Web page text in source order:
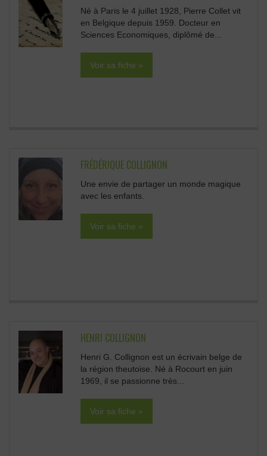
Né à Paris le 4 juillet 1928, Pierre Collet vit
en Belgique depuis 1959. Docteur en
Sciences Economiques, diplômé de...
Voir sa fiche »
FRÉDÉRIQUE COLLIGNON
Une envie de partager un monde magique
avec les enfants.
Voir sa fiche »
HENRI COLLIGNON
Henri G. Collignon est un écrivain belge de
la région theutoise. Né à Rocourt en juin
1969, il se passionne très...
Voir sa fiche »